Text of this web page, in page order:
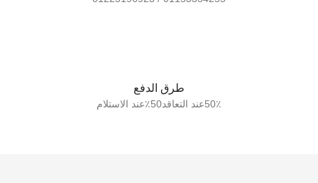
طرق الدفع
50٪عند التعاقد50٪عند الاستلام